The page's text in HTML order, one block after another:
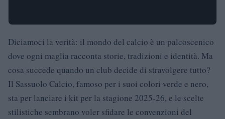
Diciamoci la verità: il mondo del calcio è un palcoscenico
dove ogni maglia racconta storie, tradizioni e identità. Ma
cosa succede quando un club decide di stravolgere tutto?
Il Sassuolo Calcio, famoso per i suoi colori verde e nero,
sta per lanciare i kit per la stagione 2025-26, e le scelte
stilistiche sembrano voler sfidare le convenzioni del